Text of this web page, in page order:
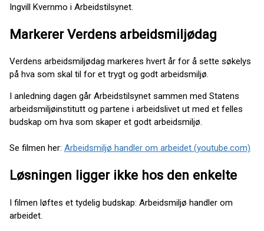
Ingvill Kvernmo i Arbeidstilsynet.
Markerer Verdens arbeidsmiljødag
Verdens arbeidsmiljødag markeres hvert år for å sette søkelys
på hva som skal til for et trygt og godt arbeidsmiljø.
I anledning dagen går Arbeidstilsynet sammen med Statens
arbeidsmiljøinstitutt og partene i arbeidslivet ut med et felles
budskap om hva som skaper et godt arbeidsmiljø.
Se filmen her: Arbeidsmiljø handler om arbeidet (youtube.com)
Løsningen ligger ikke hos den enkelte
I filmen løftes et tydelig budskap: Arbeidsmiljø handler om
arbeidet.